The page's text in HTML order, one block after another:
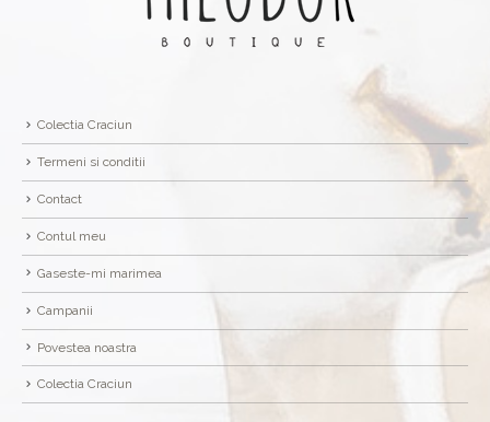
Colectia Craciun
Termeni si conditii
Contact
Contul meu
Gaseste-mi marimea
Campanii
Povestea noastra
Colectia Craciun